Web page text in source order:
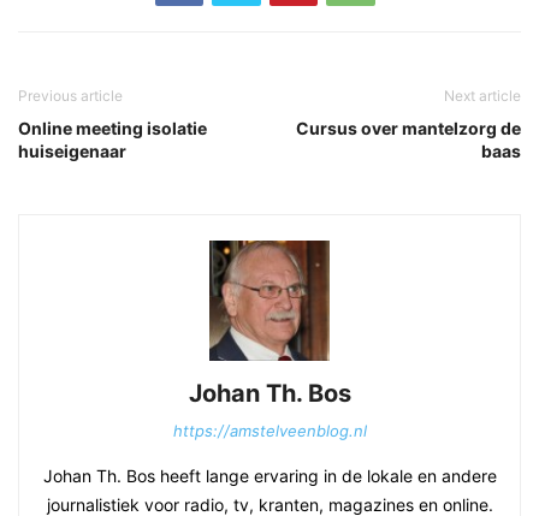
Previous article
Online meeting isolatie
huiseigenaar
Next article
Cursus over mantelzorg de
baas
Johan Th. Bos
https://amstelveenblog.nl
Johan Th. Bos heeft lange ervaring in de lokale en andere
journalistiek voor radio, tv, kranten, magazines en online.